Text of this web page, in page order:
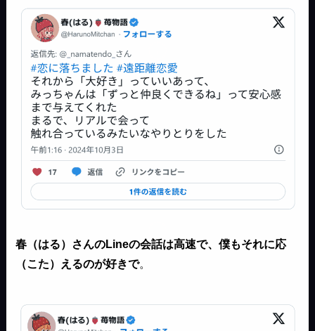
春（はる）さんのLineの会話は高速で、僕もそれに応
（こた）えるのが好きで。